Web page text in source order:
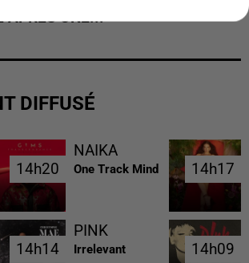
APRÈS UNE...
DIFFUSÉ
14h20
14h20
NAIKA
One Track Mind 14h17
14h17
14h14
14h14
PINK
Irrelevant 14h09
14h09